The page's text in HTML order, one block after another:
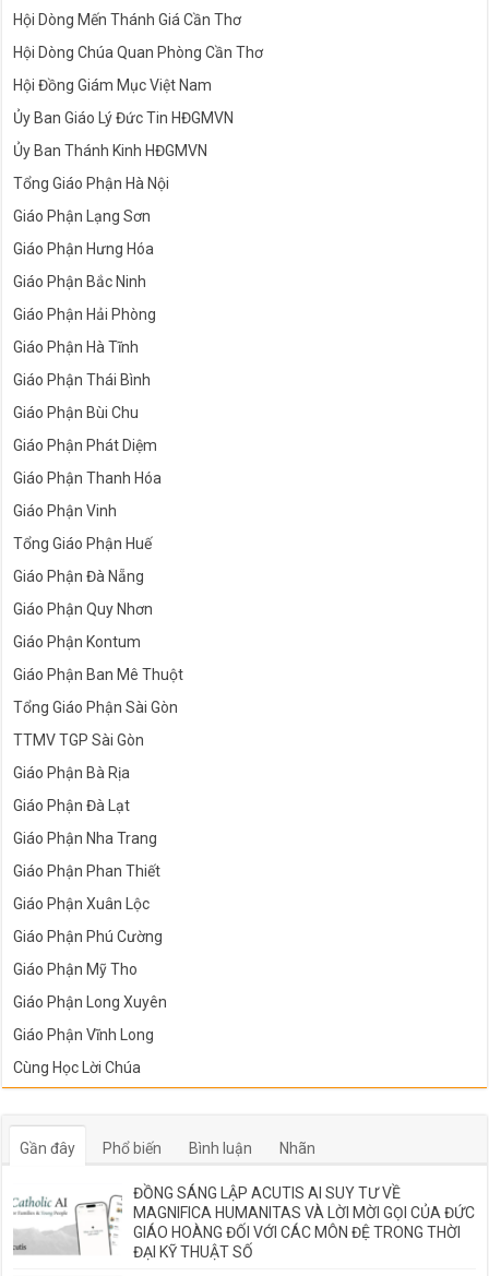
Hội Dòng Mến Thánh Giá Cần Thơ
Hội Dòng Chúa Quan Phòng Cần Thơ
Hội Đồng Giám Mục Việt Nam
Ủy Ban Giáo Lý Đức Tin HĐGMVN
Ủy Ban Thánh Kinh HĐGMVN
Tổng Giáo Phận Hà Nội
Giáo Phận Lạng Sơn
Giáo Phận Hưng Hóa
Giáo Phận Bắc Ninh
Giáo Phận Hải Phòng
Giáo Phận Hà Tĩnh
Giáo Phận Thái Bình
Giáo Phận Bùi Chu
Giáo Phận Phát Diệm
Giáo Phận Thanh Hóa
Giáo Phận Vinh
Tổng Giáo Phận Huế
Giáo Phận Đà Nẵng
Giáo Phận Quy Nhơn
Giáo Phận Kontum
Giáo Phận Ban Mê Thuột
Tổng Giáo Phận Sài Gòn
TTMV TGP Sài Gòn
Giáo Phận Bà Rịa
Giáo Phận Đà Lạt
Giáo Phận Nha Trang
Giáo Phận Phan Thiết
Giáo Phận Xuân Lộc
Giáo Phận Phú Cường
Giáo Phận Mỹ Tho
Giáo Phận Long Xuyên
Giáo Phận Vĩnh Long
Cùng Học Lời Chúa
Gần đây Phổ biến Bình luận Nhãn
ĐỒNG SÁNG LẬP ACUTIS AI SUY TƯ VỀ
MAGNIFICA HUMANITAS VÀ LỜI MỜI GỌI CỦA ĐỨC
GIÁO HOÀNG ĐỐI VỚI CÁC MÔN ĐỆ TRONG THỜI
ĐẠI KỸ THUẬT SỐ